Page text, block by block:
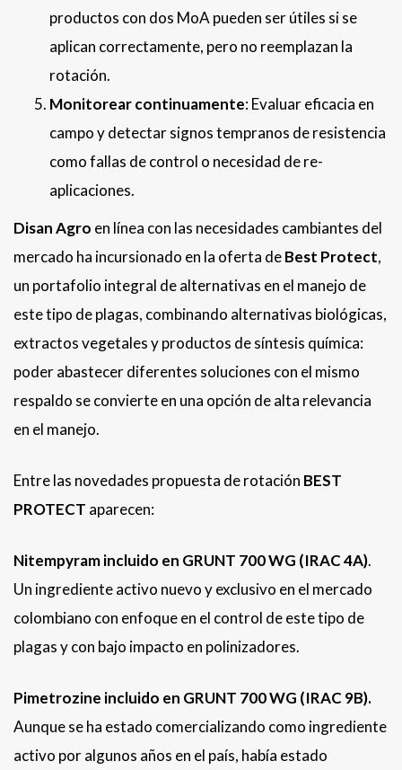
productos con dos MoA pueden ser útiles si se
aplican correctamente, pero no reemplazan la
rotación.
Monitorear continuamente: Evaluar eficacia en
campo y detectar signos tempranos de resistencia
como fallas de control o necesidad de re-
aplicaciones.
Disan Agro en línea con las necesidades cambiantes del
mercado ha incursionado en la oferta deBest Protect,
un portafolio integral de alternativas en el manejo de
este tipo de plagas, combinando alternativas biológicas,
extractos vegetales y productos de síntesis química:
poder abastecer diferentes soluciones con el mismo
respaldo se convierte en una opción de alta relevancia
en el manejo.
Entre las novedades propuesta de rotación BEST
PROTECT aparecen:
Nitempyram incluido en GRUNT 700 WG (IRAC 4A).
Un ingrediente activo nuevo y exclusivo en el mercado
colombiano con enfoque en el control de este tipo de
plagas y con bajo impacto en polinizadores.
Pimetrozine incluido en GRUNT 700 WG (IRAC 9B).
Aunque se ha estado comercializando como ingrediente
activo por algunos años en el país, había estado